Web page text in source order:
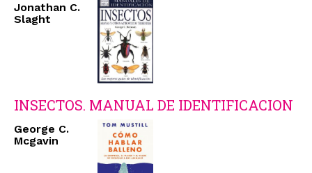
Jonathan C.
Slaght
INSECTOS. MANUAL DE IDENTIFICACION
George C.
Mcgavin